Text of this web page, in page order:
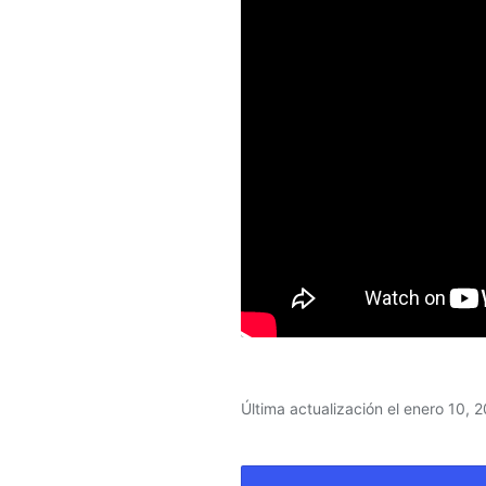
Última actualización el enero 10,